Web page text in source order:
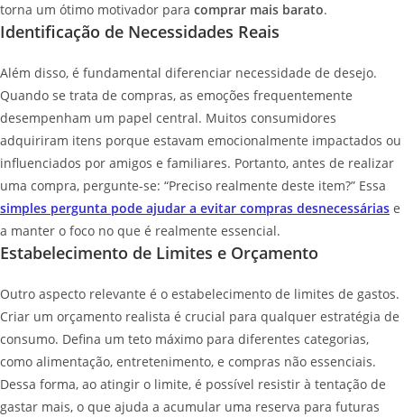
torna um ótimo motivador para comprar mais barato.
Identificação de Necessidades Reais
Além disso, é fundamental diferenciar necessidade de desejo.
Quando se trata de compras, as emoções frequentemente
desempenham um papel central. Muitos consumidores
adquiriram itens porque estavam emocionalmente impactados ou
influenciados por amigos e familiares. Portanto, antes de realizar
uma compra, pergunte-se: “Preciso realmente deste item?” Essa
simples pergunta pode ajudar a evitar compras desnecessárias e
a manter o foco no que é realmente essencial.
Estabelecimento de Limites e Orçamento
Outro aspecto relevante é o estabelecimento de limites de gastos.
Criar um orçamento realista é crucial para qualquer estratégia de
consumo. Defina um teto máximo para diferentes categorias,
como alimentação, entretenimento, e compras não essenciais.
Dessa forma, ao atingir o limite, é possível resistir à tentação de
gastar mais, o que ajuda a acumular uma reserva para futuras